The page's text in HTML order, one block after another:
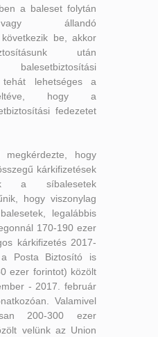
a baleset folytán
állandó
be, akkor
után
lehetséges a
hogy a
fedezetet
hogy
kárkifizetések
a síbalesetek
hogy viszonylag
legalábbis
170-190 ezer
kárkifizetés 2017-
Posta Biztosító is
ezer forintot) közölt
- 2017. február
Valamivel
200-300 ezer
velünk az Union